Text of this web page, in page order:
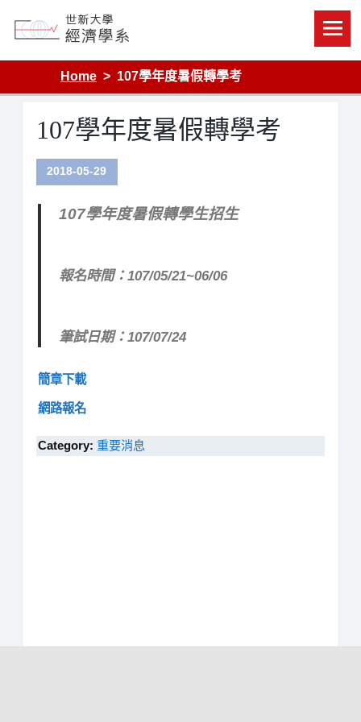
content
Department of Economics, Shih Hsin University
Home
107學年度暑假轉學考
107學年度暑假轉學考
2018-05-29
107學年度暑假轉學生招生
報名時間：107/05/21~06/06
筆試日期：107/07/24
簡章下載
網路報名
Category: 重要消息